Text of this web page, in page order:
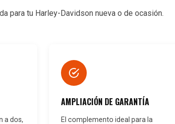
para tu Harley-Davidson nueva o de ocasión.
a dos,
AMPLIACIÓN DE GARANTÍA
El complemento ideal para la